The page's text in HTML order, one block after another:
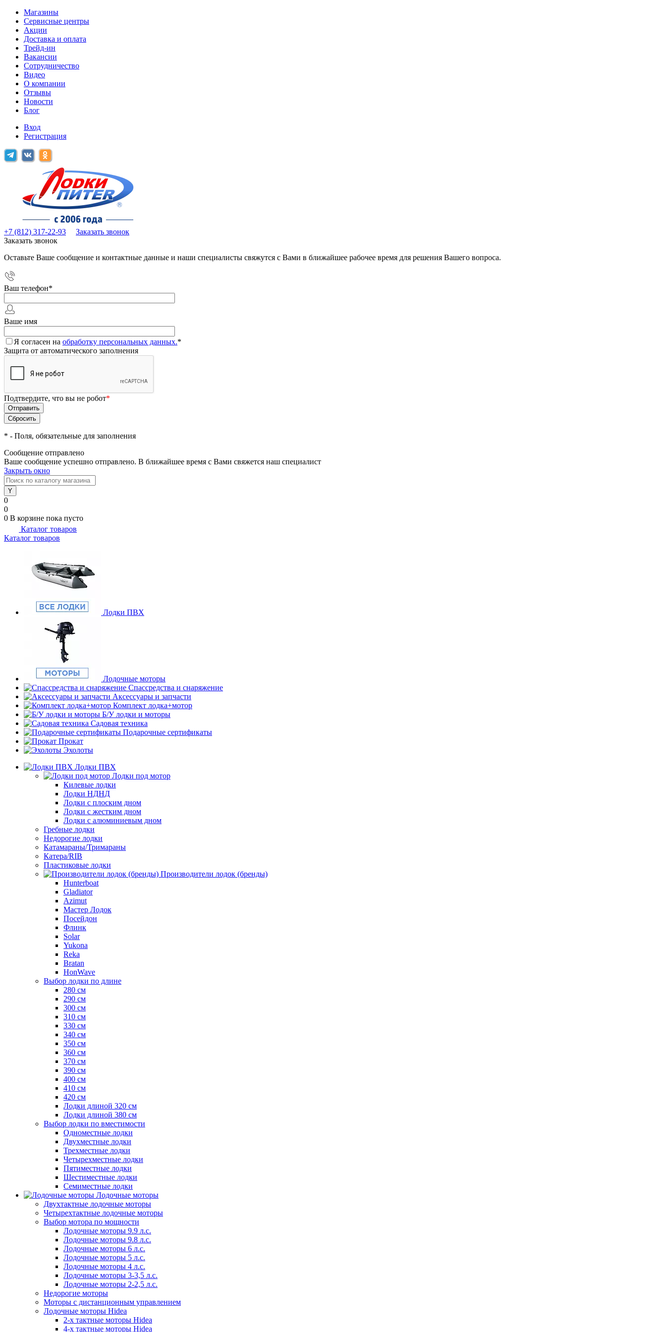
Магазины
Сервисные центры
Акции
Доставка и оплата
Трейд-ин
Вакансии
Сотрудничество
Видео
О компании
Отзывы
Новости
Блог
Вход
Регистрация
+7 (812) 317-22-93
Заказать звонок
Заказать звонок
Оставьте Ваше сообщение и контактные данные и наши специалисты свяжутся с Вами в ближайшее рабочее время для решения Вашего вопроса.
Ваш телефон*
Ваше имя
Я согласен на обработку персональных данных.*
Защита от автоматического заполнения
Подтвердите, что вы не робот*
* - Поля, обязательные для заполнения
Сообщение отправлено
Ваше сообщение успешно отправлено. В ближайшее время с Вами свяжется наш специалист
Закрыть окно
0
0
0 В корзине пока пусто
Каталог товаров
Каталог товаров
Лодки ПВХ
Лодочные моторы
Спассредства и снаряжение
Аксессуары и запчасти
Комплект лодка+мотор
Б/У лодки и моторы
Садовая техника
Подарочные сертификаты
Прокат
Эхолоты
Лодки ПВХ
Лодки под мотор
Килевые лодки
Лодки НДНД
Лодки с плоским дном
Лодки с жестким дном
Лодки с алюминиевым дном
Гребные лодки
Недорогие лодки
Катамараны/Тримараны
Катера/RIB
Пластиковые лодки
Производители лодок (бренды)
Hunterboat
Gladiator
Azimut
Мастер Лодок
Посейдон
Флинк
Solar
Yukona
Reka
Bratan
HonWave
Выбор лодки по длине
280 см
290 см
300 см
310 см
330 см
340 см
350 см
360 см
370 см
390 см
400 см
410 см
420 см
Лодки длиной 320 см
Лодки длиной 380 см
Выбор лодки по вместимости
Одноместные лодки
Двухместные лодки
Трехместные лодки
Четырехместные лодки
Пятиместные лодки
Шестиместные лодки
Семиместные лодки
Лодочные моторы
Двухтактные лодочные моторы
Четырехтактные лодочные моторы
Выбор мотора по мощности
Лодочные моторы 9.9 л.с.
Лодочные моторы 9.8 л.с.
Лодочные моторы 6 л.с.
Лодочные моторы 5 л.с.
Лодочные моторы 4 л.с.
Лодочные моторы 3-3,5 л.с.
Лодочные моторы 2-2,5 л.с.
Недорогие моторы
Моторы с дистанционным управлением
Лодочные моторы Hidea
2-х тактные моторы Hidea
4-х тактные моторы Hidea